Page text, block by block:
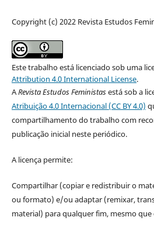
Copyright (c) 2022 Revista Estudos
Este trabalho está licenciado sob uma
Attribution 4.0 International License.
ARevista Estudos Feministasestá sob a
Atribuição 4.0 Internacional (CC BY 4.0)
compartilhamento do trabalho com
publicação inicial neste periódico.
A licença permite:
Compartilhar (copiar e redistribuir o
ou formato) e/ou adaptar (remixar,
material) para qualquer fim, mesmo que